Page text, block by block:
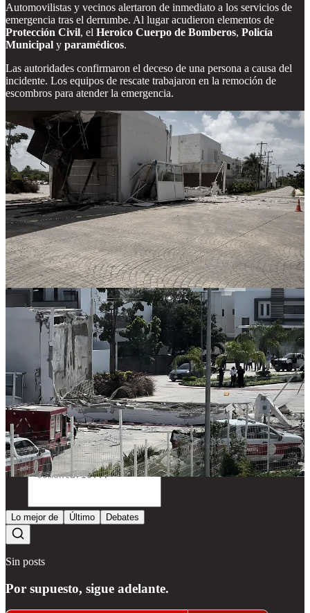
Automovilistas y vecinos alertaron de inmediato a los servicios de
emergencia tras el derrumbe. Al lugar acudieron elementos de
Protección Civil, el Heroico Cuerpo de Bomberos, Policía
Municipal y paramédicos.
Las autoridades confirmaron el deceso de una persona a causa del
incidente. Los equipos de rescate trabajaron en la remoción de
escombros para atender la emergencia.
Videos compartidos en redes sociales muestran que una sección
completa del techo colapsó, mientras que la estructura restante
quedó severamente dañada.
La zona permanece acordonada y cerrada a la circulación mientras
peritos investigan las causas del derrumbe. Hasta el momento no se
ha revelado la identidad de la víctima.
Compartir
Discusión sobre este post
Comentarios Restacks
Lo mejor de Último Debates
Sin posts
Por supuesto, sigue adelante.